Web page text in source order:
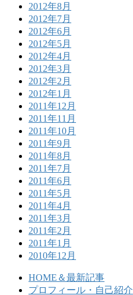
2012年8月
2012年7月
2012年6月
2012年5月
2012年4月
2012年3月
2012年2月
2012年1月
2011年12月
2011年11月
2011年10月
2011年9月
2011年8月
2011年7月
2011年6月
2011年5月
2011年4月
2011年3月
2011年2月
2011年1月
2010年12月
HOME＆最新記事
プロフィール・自己紹介